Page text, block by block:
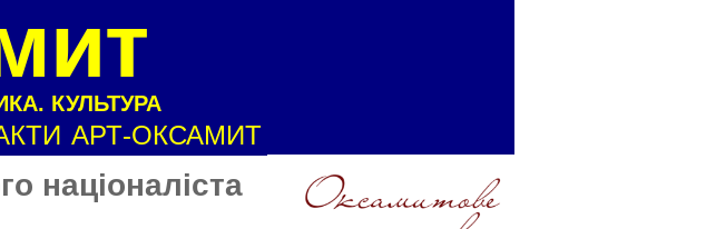
КУЛЬТУРА
АРТ-ОКСАМИТ
націоналіста